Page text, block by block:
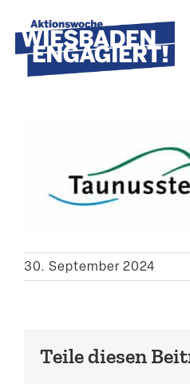
to
content
30. September 2024
Teile diesen